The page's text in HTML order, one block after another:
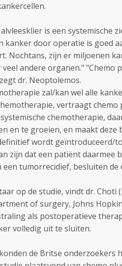
is een systemische
kanker door operatie is goed
Nochtans, zijn er miljoenen
andere organen." "Chemo
dr. Neoptolemos.
zal/kan wel alle
vertraagt
chemotherapie,
en te groeien, en maakt
wordt geïntroduceerd/
zijn dat een patiënt daarmee
tumorrecidief, besluiten de
op de studie, vindt dr. Choti
of surgery, Johns
als postoperatieve
volledig uit te sluiten.
de Britse onderzoekers